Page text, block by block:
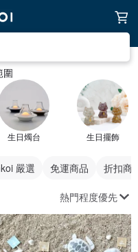
圍
生日燭台 生日擺飾
嚴選 免運商品 折扣商
熱門程度優先